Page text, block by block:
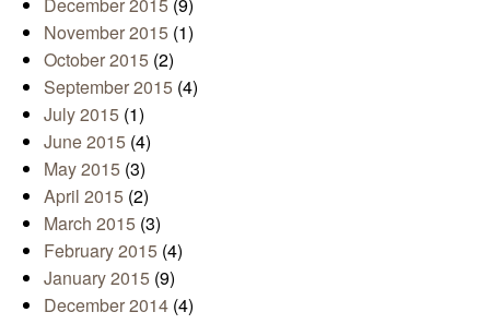
November 2015 (1)
October 2015 (2)
September 2015 (4)
July 2015 (1)
June 2015 (4)
May 2015 (3)
April 2015 (2)
March 2015 (3)
February 2015 (4)
January 2015 (9)
December 2014 (4)